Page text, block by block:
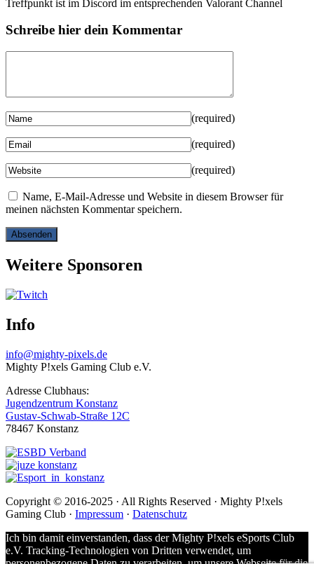
Treffpunkt ist im Discord im entsprechenden Valorant Channel
Schreibe hier dein Kommentar
(required)
(required)
(required)
Name, E-Mail-Adresse und Website in diesem Browser für
meinen nächsten Kommentar speichern.
Weitere Sponsoren
Info
info@mighty-pixels.de
Mighty P!xels Gaming Club e.V.
Adresse Clubhaus:
Jugendzentrum Konstanz
Gustav-Schwab-Straße 12C
78467 Konstanz
Copyright © 2016-2025 · All Rights Reserved · Mighty P!xels
Gaming Club · Impressum · Datenschutz
Ich bin damit einverstanden, dass der Mighty P!xels eSports Club
e.V. Tracking-Technologien von Dritten verwendet, um